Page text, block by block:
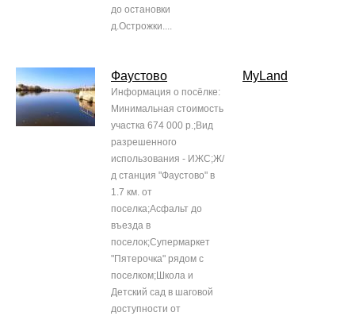
до остановки
д.Острожки....
Фаустово
Информация о посёлке:
Минимальная стоимость
участка 674 000 р.;Вид
разрешенного
использования - ИЖС;Ж/
д станция "Фаустово" в
1.7 км. от
поселка;Асфальт до
въезда в
поселок;Супермаркет
"Пятерочка" рядом с
поселком;Школа и
Детский сад в шаговой
доступности от
MyLand